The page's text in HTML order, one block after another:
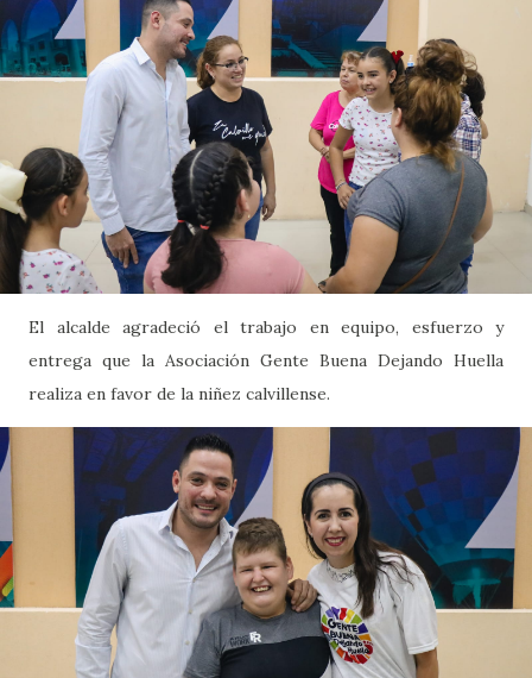
El alcalde agradeció el trabajo en equipo, esfuerzo y
entrega que la Asociación Gente Buena Dejando Huella
realiza en favor de la niñez calvillense.